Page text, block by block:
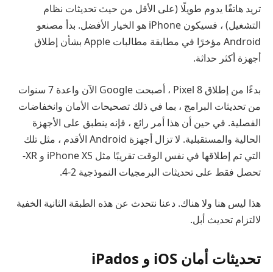
تريد هاتفًا يدوم طويلًا (على الأقل من حيث تحديثات نظام
التشغيل) ، فسيكون iPhone هو الخيار الأفضل. بدأ مصنعو
Android مؤخرًا في مطابقة مطالبات Apple بشأن إطلاق
أجهزة أكثر حداثة.
بدءًا من إطلاق Pixel 8 ، أصبحت Google الآن واعدة 7 سنوات
من تحديثات البرامج ، بما في ذلك تصحيحات الأمان وانخفاضات
الفصلية. في حين أن هذا أمر رائع ، فإنه ينطبق على الأجهزة
الحالية والمستقبلية. لا تزال أجهزة Android الأقدم ، مثل تلك
التي تم إطلاقها في نفس الوقت تقريبًا مثل iPhone XS و XR-
تحصل فقط على تحديثات البرمجيات النموذجية 2-4.
هذا ليس هنا ولا هناك. دعنا نتحدث عن هذه الطبقة الثانية الخفية
لالتزام تحديث أبل.
تحديثات أمان iOS و iPados